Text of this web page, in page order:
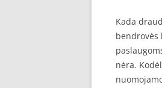
Kada
nėra.